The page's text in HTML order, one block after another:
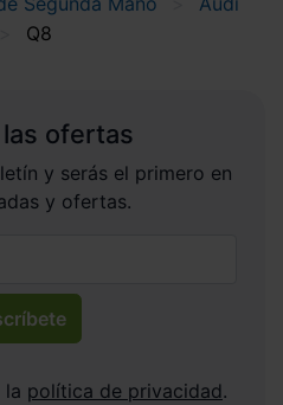
Q8
ofertas
y serás el primero en
y ofertas.
la política de privacidad.